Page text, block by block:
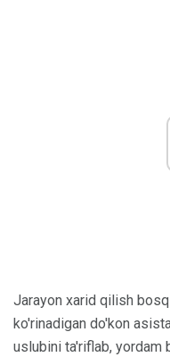
Jarayon xarid qilish
ko'rinadigan do'kon
uslubini ta'riflab, yordam